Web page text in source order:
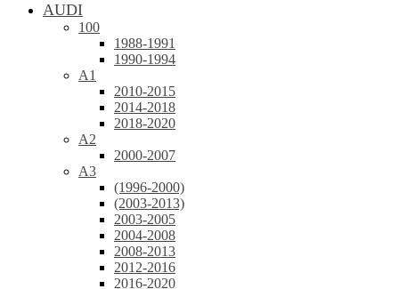
AUDI
100
1988-1991
1990-1994
A1
2010-2015
2014-2018
2018-2020
A2
2000-2007
A3
(1996-2000)
(2003-2013)
2003-2005
2004-2008
2008-2013
2012-2016
2016-2020